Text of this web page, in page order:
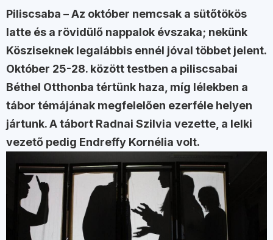
Piliscsaba – Az október nemcsak a sütőtökös
latte és a rövidülő nappalok évszaka; nekünk
Kösziseknek legalábbis ennél jóval többet jelent.
Október 25-28. között testben a piliscsabai
Béthel Otthonba tértünk haza, míg lélekben a
tábor témájának megfelelően ezerféle helyen
jártunk. A tábort Radnai Szilvia vezette, a lelki
vezető pedig Endreffy Kornélia volt.